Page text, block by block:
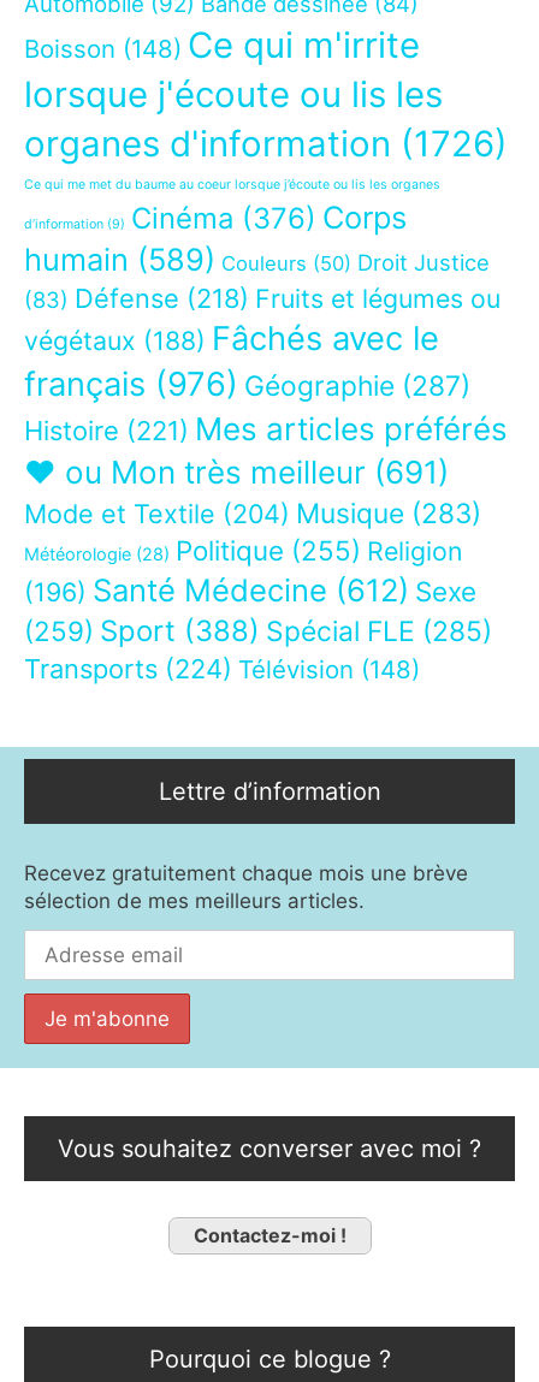
Boisson (148) Ce qui m'irrite
lorsque j'écoute ou lis les
organes d'information (1726)
Ce qui me met du baume au coeur lorsque j’écoute ou lis les organes
d’information (9) Cinéma (376) Corps
humain (589) Couleurs (50) Droit Justice
(83) Défense (218) Fruits et légumes ou
végétaux (188) Fâchés avec le
français (976) Géographie (287)
Histoire (221) Mes articles préférés
❤ ou Mon très meilleur (691)
Mode et Textile (204) Musique (283)
Météorologie (28) Politique (255) Religion
(196) Santé Médecine (612) Sexe
(259) Sport (388) Spécial FLE (285)
Transports (224) Télévision (148)
Lettre d’information
Recevez gratuitement chaque mois une brève
sélection de mes meilleurs articles.
Vous souhaitez converser avec moi ?
Contactez-moi !
Pourquoi ce blogue ?